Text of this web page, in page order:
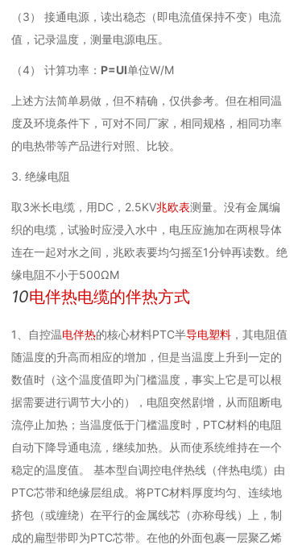
（3） 接通电源，读出稳态（即电流值保持不变）电流
值，记录温度，测量电源电压。
（4） 计算功率： P=UI单位W/M
上述方法简单易做，但不精确，仅供参考。但在相同温
度及环境条件下，可对不同厂家，相同规格，相同功率
的电热带等产品进行对照、比较。
3. 绝缘电阻
取3米长电缆，用DC，2.5KV兆欧表测量。没有金属编
织的电缆，试验时应浸入水中，电压应施加在两根导体
连在一起对水之间，兆欧表要均匀摇至1分钟再读数。绝
缘电阻不小于500ΩM
10电伴热电缆的伴热方式
1、自控温电伴热的核心材料PTC半导电塑料 ，其电阻值
随温度的升高而相应的增加，但是当温度上升到一定的
数值时（这个温度值即为门槛温度，事实上它是可以根
据需要进行调节大小的），电阻突然剧增，从而阻断电
流停止加热；当温度低于门槛温度时，PTC材料的电阻
自动下降导通电流，继续加热。从而使系统维持在一个
稳定的温度值。 基本型自调控电伴热线（伴热电缆）由
PTC芯带和绝缘层组成。将PTC材料厚度均匀、连续地
挤包（或缠绕）在平行的金属线芯（亦称母线）上，制
成的扁型带即为PTC芯带。在他的外面包裹一层聚乙烯